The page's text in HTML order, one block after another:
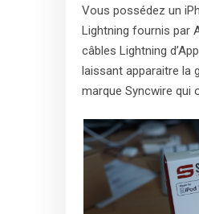
Vous possédez un
Lightning fournis par
câbles Lightning
laissant apparaitre la
marque Syncwire qui